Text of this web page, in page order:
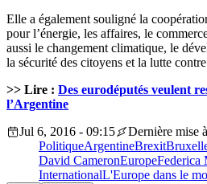
Elle a également souligné la
pour l’énergie, les affaires, le
aussi le changement climatique, le
la sécurité des citoyens et la lutte
>> Lire : Des eurodéputés veulent
l’Argentine
Jul 6, 2016 - 09:15
Dernière mise
PolitiqueArgentineBrexit
David CameronEuropeFederica
InternationalL'Europe dans le